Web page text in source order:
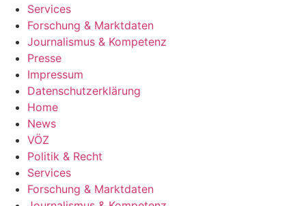
Services
Forschung & Marktdaten
Journalismus & Kompetenz
Presse
Impressum
Datenschutzerklärung
Home
News
VÖZ
Politik & Recht
Services
Forschung & Marktdaten